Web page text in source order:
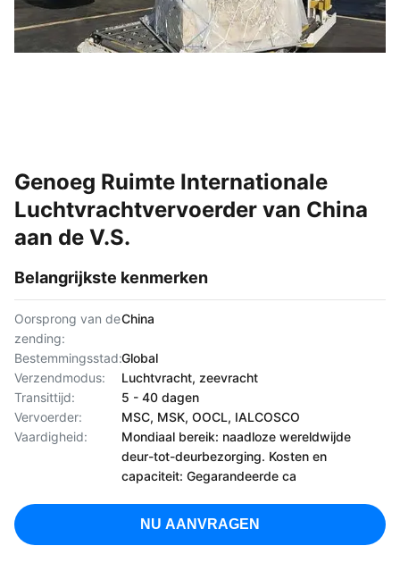
Genoeg Ruimte Internationale
Luchtvrachtvervoerder van China
aan de V.S.
Belangrijkste kenmerken
Oorsprong van de
zending:
China
Bestemmingsstad:Global
Verzendmodus:
Luchtvracht, zeevracht
Transittijd:
5 - 40 dagen
Vervoerder:
MSC, MSK, OOCL, IALCOSCO
Vaardigheid:
Mondiaal bereik: naadloze wereldwijde
deur-tot-deurbezorging. Kosten en
capaciteit: Gegarandeerde ca
NU AANVRAGEN